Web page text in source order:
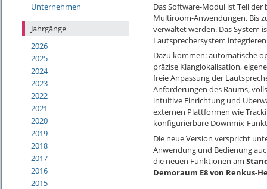
Unternehmen
Jahrgänge
2026
2025
2024
2023
2022
2021
2020
2019
2018
2017
2016
2015
Das Software-Modul ist Teil
Multiroom-Anwendungen. Bis
verwaltet werden. Das System
Lautsprechersystem
Dazu kommen: automatische
präzise Klanglokalisation,
freie Anpassung der
Anforderungen des Raums,
intuitive Einrichtung und
externen Plattformen wie
konfigurierbare Downmix-
Die neue Version verspricht
Anwendung und Bedienung
die neuen Funktionen am
Demoraum E8 von Renkus-